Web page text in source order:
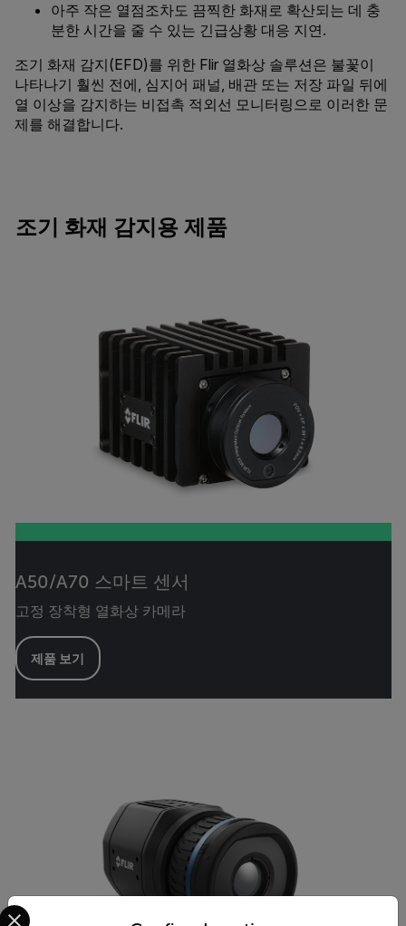
아주 작은 열점조차도 끔찍한 화재로 확산되는 데 충
분한 시간을 줄 수 있는 긴급상황 대응 지연.
조기 화재 감지(EFD)를 위한 Flir 열화상 솔루션은 불꽃이
나타나기 훨씬 전에, 심지어 패널, 배관 또는 저장 파일 뒤에
열 이상을 감지하는 비접촉 적외선 모니터링으로 이러한 문
제를 해결합니다.
조기 화재 감지용 제품
A50/A70 스마트 센서
고정 장착형 열화상 카메라
제품 보기
Select your preferred country and language from the